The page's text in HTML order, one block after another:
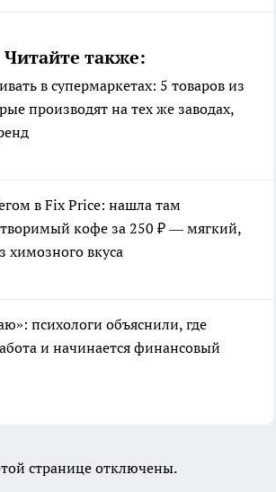
Читайте также:
в супермаркетах: 5 товаров из
производят на тех же заводах,
в Fix Price: нашла там
кофе за 250 ₽ — мягкий,
химозного вкуса
психологи объяснили, где
и начинается финансовый
странице отключены.